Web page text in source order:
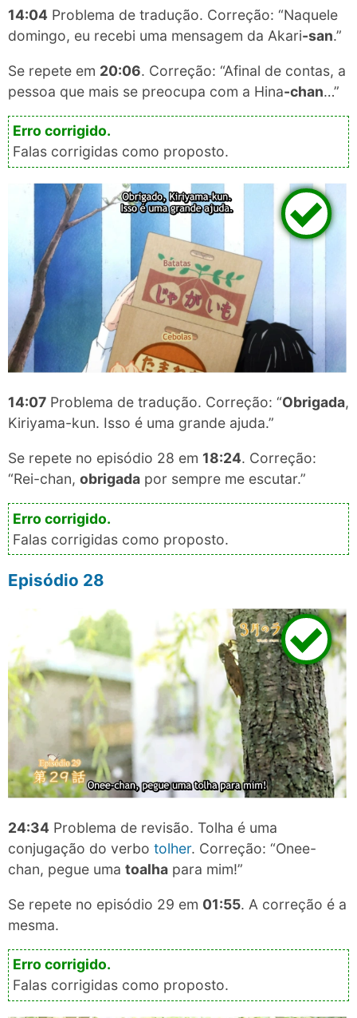
14:04 Problema de tradução. Correção: “Naquele
domingo, eu recebi uma mensagem da Akari​-san.”
Se repete em 20:06. Correção: “Afinal de contas, a
pessoa que mais se preocupa com a Hina​-chan…”
Falas corrigidas como proposto.
14:07 Problema de tradução. Correção: “Obrigada,
Kiriyama-kun. Isso é uma grande ajuda.”
Se repete no episódio 28 em 18:24. Correção:
“Rei-chan, obrigada por sempre me escutar.”
Falas corrigidas como proposto.
Episódio 28
24:34 Problema de revisão. Tolha é uma
conjugação do verbo tolher. Correção: “Onee-
chan, pegue uma toalha para mim!”
Se repete no episódio 29 em 01:55. A correção é a
mesma.
Falas corrigidas como proposto.